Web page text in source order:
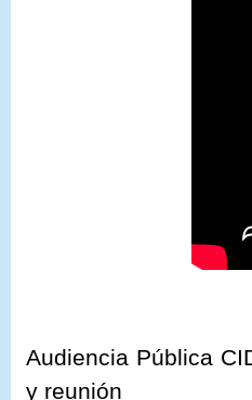
Audiencia Pública
y reunión